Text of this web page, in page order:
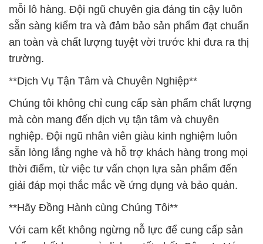
mỗi lô hàng. Đội ngũ chuyên gia đáng tin cậy luôn
sẵn sàng kiểm tra và đảm bảo sản phẩm đạt chuẩn
an toàn và chất lượng tuyệt vời trước khi đưa ra thị
trường.
**Dịch Vụ Tận Tâm và Chuyên Nghiệp**
Chúng tôi không chỉ cung cấp sản phẩm chất lượng
mà còn mang đến dịch vụ tận tâm và chuyên
nghiệp. Đội ngũ nhân viên giàu kinh nghiệm luôn
sẵn lòng lắng nghe và hỗ trợ khách hàng trong mọi
thời điểm, từ việc tư vấn chọn lựa sản phẩm đến
giải đáp mọi thắc mắc về ứng dụng và bảo quản.
**Hãy Đồng Hành cùng Chúng Tôi**
Với cam kết không ngừng nỗ lực để cung cấp sản